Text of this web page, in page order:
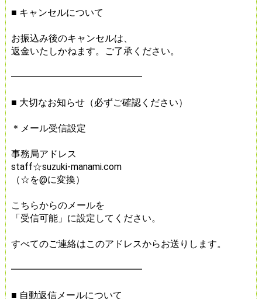
■ キャンセルについて
お振込み後のキャンセルは、
返金いたしかねます。ご了承ください。
━━━━━━━━━━━━━━
■ 大切なお知らせ（必ずご確認ください）
＊メール受信設定
事務局アドレス
staff☆suzuki-manami.com
（☆を@に変換）
こちらからのメールを
「受信可能」に設定してください。
すべてのご連絡はこのアドレスからお送りします。
━━━━━━━━━━━━━━
■ 自動返信メールについて